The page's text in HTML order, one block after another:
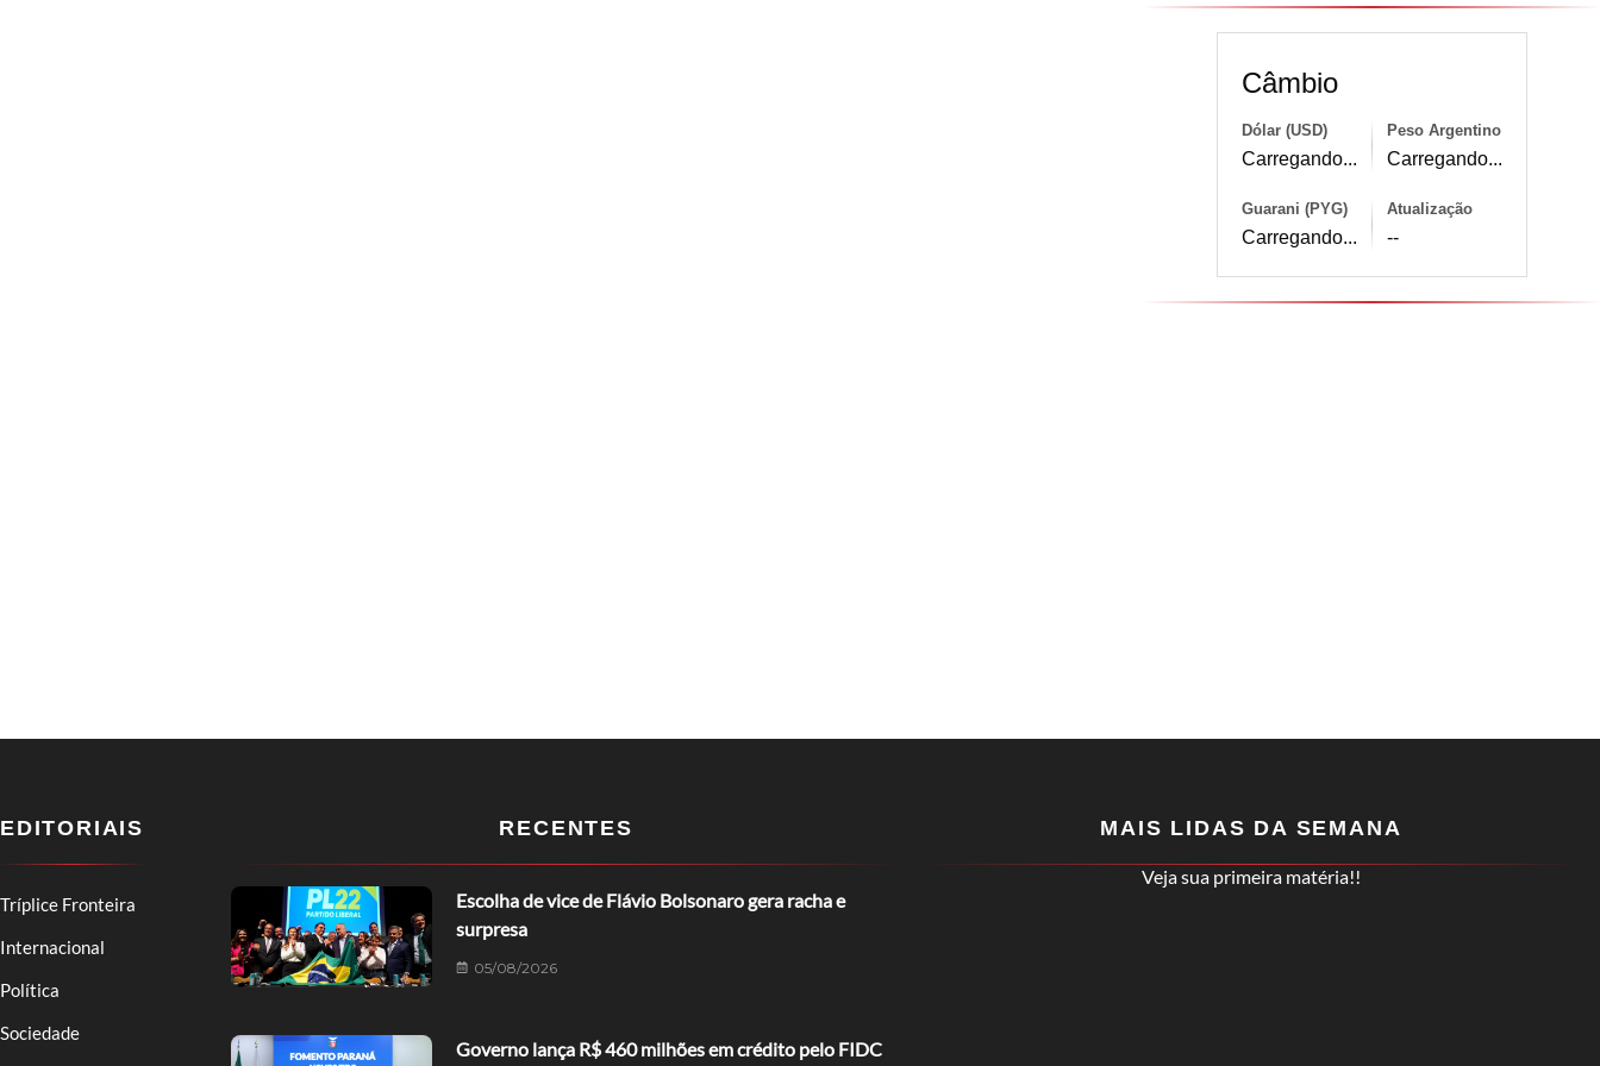
Câmbio
Dólar (USD)
Carregando...
Peso Argentino
Carregando...
Guarani (PYG)
Carregando...
Atualização
--
EDITORIAIS
Tríplice Fronteira
Internacional
Política
Sociedade
RECENTES
Escolha de vice de Flávio Bolsonaro gera racha e
surpresa
05/08/2026
Governo lança R$ 460 milhões em crédito pelo FIDC
MAIS LIDAS DA SEMANA
Veja sua primeira matéria!!